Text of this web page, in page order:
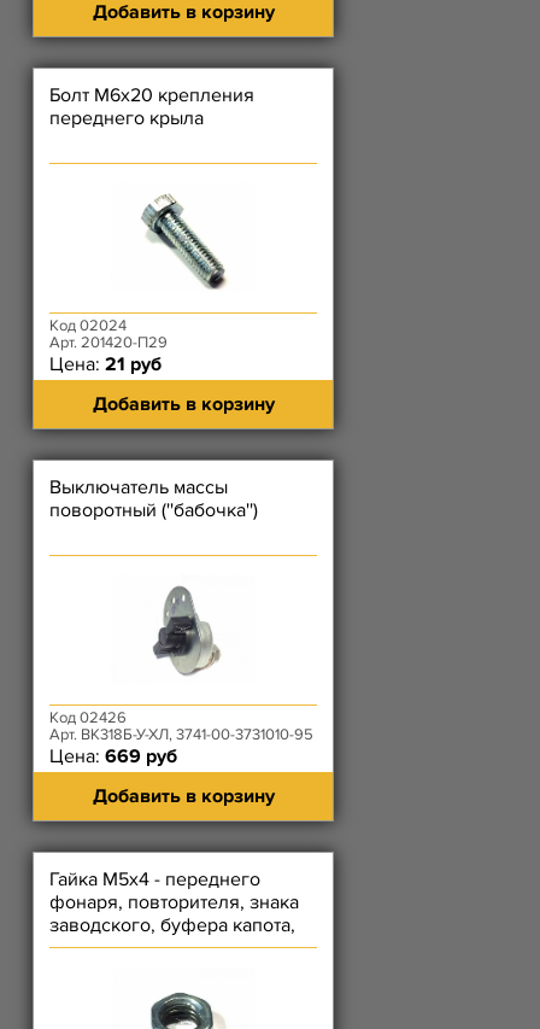
Добавить в корзину
Болт М6х20 крепления
переднего крыла
Код 02024
Арт. 201420-П29
Цена: 21 руб
Добавить в корзину
Выключатель массы
поворотный (''бабочка'')
Код 02426
Арт. ВК318Б-У-ХЛ, 3741-00-3731010-95
Цена: 669 руб
Добавить в корзину
Гайка М5х4 - переднего
фонаря, повторителя, знака
заводского, буфера капота,
тяги акселератора